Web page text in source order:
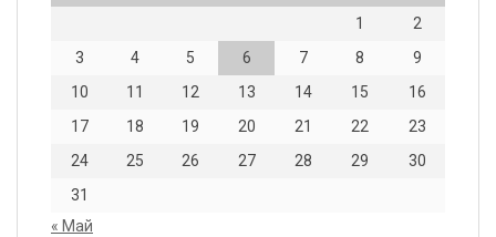
1
2
3
4 5 6 7 8
9
10
11 12 13 14 15
16
17
18 19 20 21 22
23
24
25 26 27 28 29
30
31
« Май